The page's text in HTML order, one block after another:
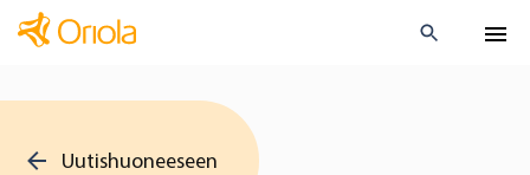
Uutishuoneeseen